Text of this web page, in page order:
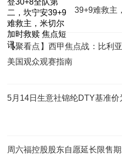
39+9难救主
【聚看点】西甲焦点战：比利
美国观众观赛指南
5月14日生意社锦纶DTY基准价
周六福控股股东自愿延长限售